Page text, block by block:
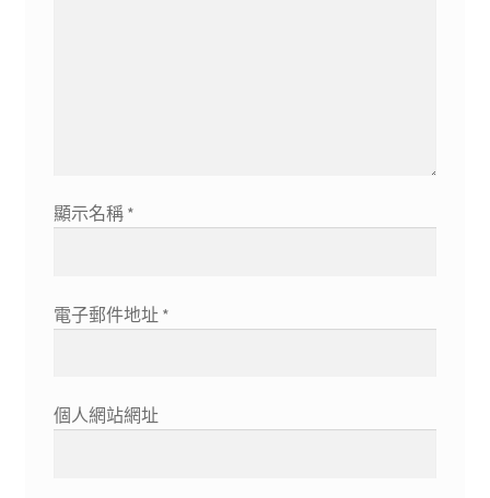
顯示名稱 *
電子郵件地址 *
個人網站網址